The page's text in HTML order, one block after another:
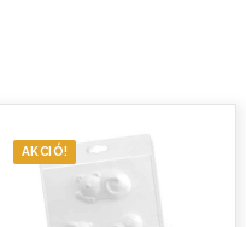
AKCIÓ!